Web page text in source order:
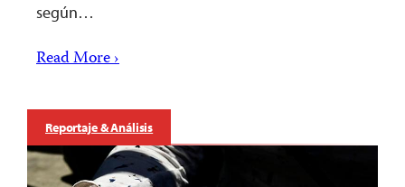
según…
Read More ›
Reportaje & Análisis